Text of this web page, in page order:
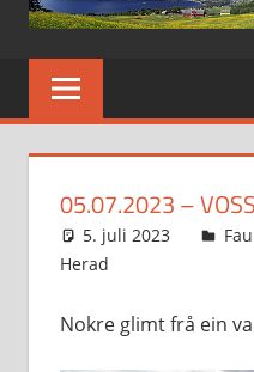
05.07.2023 –
5. juli 2023
Herad
Nokre glimt frå ein